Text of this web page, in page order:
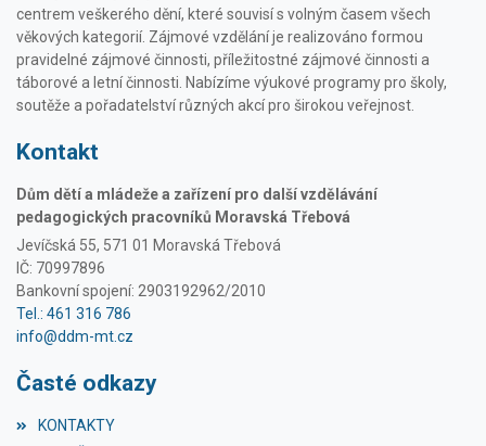
centrem veškerého dění, které souvisí s volným časem všech
věkových kategorií. Zájmové vzdělání je realizováno formou
pravidelné zájmové činnosti, příležitostné zájmové činnosti a
táborové a letní činnosti. Nabízíme výukové programy pro školy,
soutěže a pořadatelství různých akcí pro širokou veřejnost.
Kontakt
Dům dětí a mládeže a zařízení pro další vzdělávání
pedagogických pracovníků Moravská Třebová
Jevíčská 55, 571 01 Moravská Třebová
IČ: 70997896
Bankovní spojení: 2903192962/2010
Tel.: 461 316 786
info@ddm-mt.cz
Časté odkazy
KONTAKTY